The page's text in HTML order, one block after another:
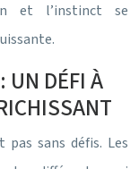
et l’instinct se
UN DÉFI À
sans défis. Les